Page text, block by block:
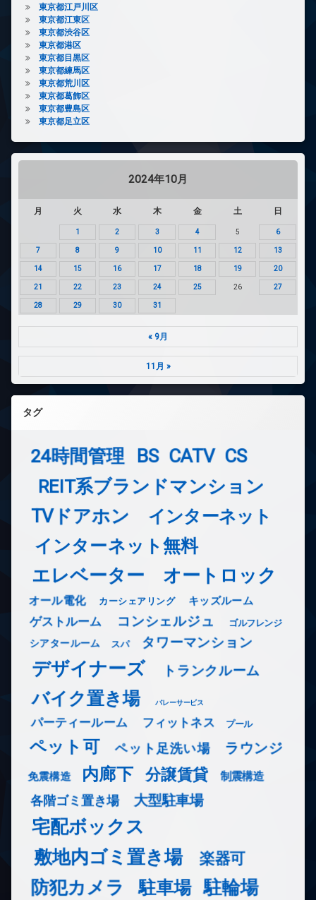
東京都江戸川区
東京都江東区
東京都渋谷区
東京都港区
東京都目黒区
東京都練馬区
東京都荒川区
東京都葛飾区
東京都豊島区
東京都足立区
2024年10月
月 火 水 木 金 土 日
1 2 3 4 5 6
7 8 9 10 11 12 13
14 15 16 17 18 19 20
21 22 23 24 25 26 27
28 29 30 31
« 9月
11月 »
タグ
24時間管理 BS CATV CS
REIT系ブランドマンション
TVドアホン
インターネット
インターネット無料
エレベーター オートロック
オール電化 カーシェアリング キッズルーム
ゲストルーム コンシェルジュ ゴルフレンジ
シアタールーム スパ タワーマンション
デザイナーズ トランクルーム
バイク置き場 バレーサービス
パーティールーム フィットネス プール
ペット可 ペット足洗い場 ラウンジ
免震構造 内廊下 分譲賃貸 制震構造
各階ゴミ置き場 大型駐車場
宅配ボックス
敷地内ゴミ置き場
楽器可
防犯カメラ 駐車場 駐輪場